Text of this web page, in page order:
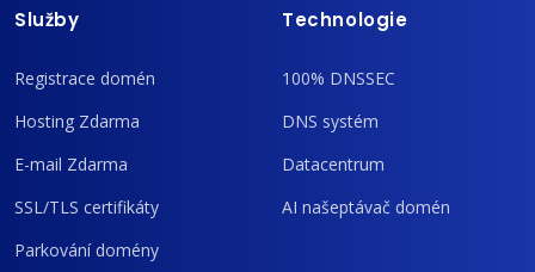
Služby
Registrace domén
Hosting Zdarma
E-mail Zdarma
SSL/TLS certifikáty
Parkování domény
Technologie
100% DNSSEC
DNS systém
Datacentrum
AI našeptávač domén